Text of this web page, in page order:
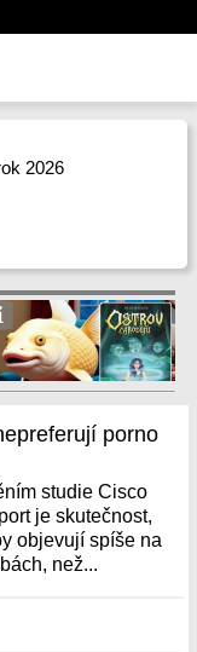
2026
porno
studie Cisco
je skutečnost,
objevují spíše na
než...